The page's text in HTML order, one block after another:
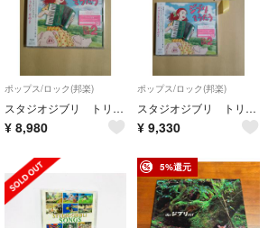
ポップス/ロック(邦楽)
スタジオジブリ トリビュートアルバム「ジブリをうたう その2」
¥ 8,980
ポップス/ロック(邦楽)
スタジオジブリ トリビュートアルバム「ジブリをうたう その2」特典ステッカー付
¥ 9,330
5%還元